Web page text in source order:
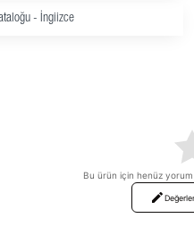
- İngiizce
Bu ürün için henüz